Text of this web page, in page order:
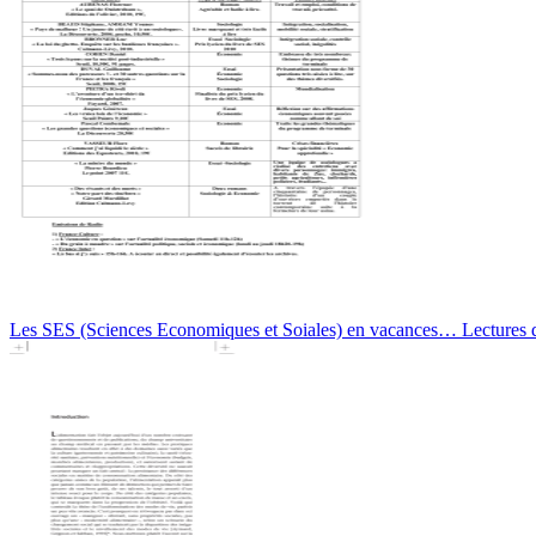
Les SES (Sciences Economiques et Soiales) en vacances… Lectures